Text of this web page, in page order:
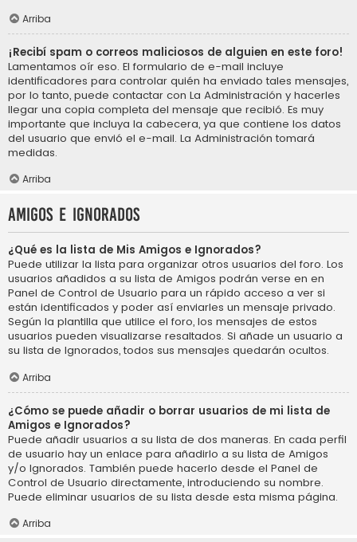
Arriba
¡Recibí spam o correos maliciosos de alguien en este foro!
Lamentamos oír eso. El formulario de e-mail incluye
identificadores para controlar quién ha enviado tales mensajes,
por lo tanto, puede contactar con La Administración y hacerles
llegar una copia completa del mensaje que recibió. Es muy
importante que incluya la cabecera, ya que contiene los datos
del usuario que envió el e-mail. La Administración tomará
medidas.
Arriba
Amigos e Ignorados
¿Qué es la lista de Mis Amigos e Ignorados?
Puede utilizar la lista para organizar otros usuarios del foro. Los
usuarios añadidos a su lista de Amigos podrán verse en en
Panel de Control de Usuario para un rápido acceso a ver si
están identificados y poder así enviarles un mensaje privado.
Según la plantilla que utilice el foro, los mensajes de estos
usuarios pueden visualizarse resaltados. Si añade un usuario a
su lista de Ignorados, todos sus mensajes quedarán ocultos.
Arriba
¿Cómo se puede añadir o borrar usuarios de mi lista de
Amigos e Ignorados?
Puede añadir usuarios a su lista de dos maneras. En cada perfil
de usuario hay un enlace para añadirlo a su lista de Amigos
y/o Ignorados. También puede hacerlo desde el Panel de
Control de Usuario directamente, introduciendo su nombre.
Puede eliminar usuarios de su lista desde esta misma página.
Arriba